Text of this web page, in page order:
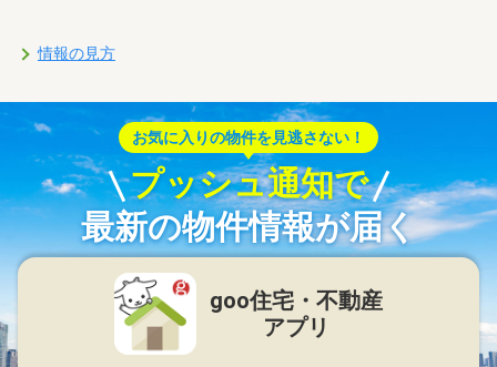
情報の見方
お気に入りの物件を見逃さない！
プッシュ通知で
最新の物件情報が届く
goo住宅・不動産
アプリ